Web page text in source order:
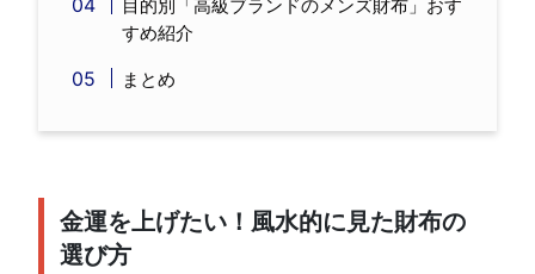
目的別「高級ブランドのメンズ財布」おす
すめ紹介
まとめ
金運を上げたい！風水的に見た財布の
選び方